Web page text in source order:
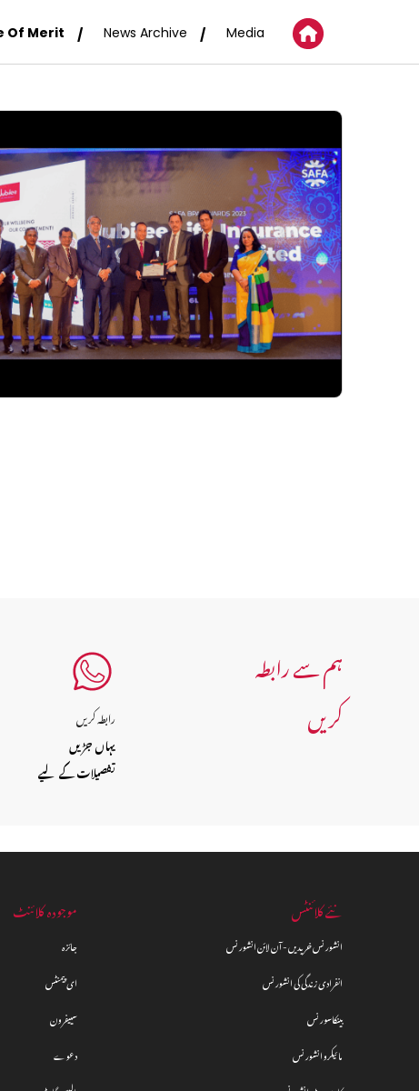
Media
News Archive
Of Merit
رابطہ کریں
یہاں جڑیں
تفصیلات کے لیے
ہم سے رابطہ
کریں
نئے کلائنٹس
انشورنس خریدیں - آن لائن انشورنس
انفرادی زندگی کی انشورنس
بینکاسورنس
مائیکرو انشورنس
موجودہ کلائنٹ
جائزہ
ای پیمنٹس
سییفرون
دعوے